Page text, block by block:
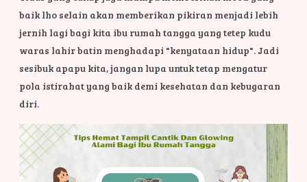
baik lho selain akan memberikan pikiran menjadi lebih
jernih lagi bagi kita ibu rumah tangga yang tetep kudu
waras lahir batin menghadapi "kenyataan hidup". Jadi
sesibuk apapu kita, jangan lupa untuk tetap mengatur
pola istirahat yang baik demi kesehatan dan kebugaran
diri.